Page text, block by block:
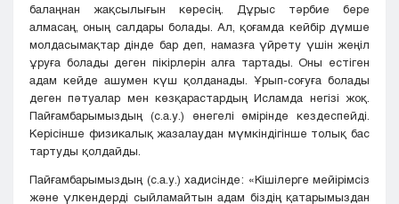
балаңнан жақсылығын көресің. Дұрыс тәрбие бере
алмасаң, оның салдары болады. Ал, қоғамда кейбір дүмше
молдасымақтар дінде бар деп, намазға үйрету үшін жеңіл
ұруға болады деген пікірлерін алға тартады. Оны естіген
адам кейде ашумен күш қолданады. Ұрып-соғуға болады
деген пәтуалар мен көзқарастардың Исламда негізі жоқ.
Пайғамбарымыздың (с.а.у.) өнегелі өмірінде кездеспейді.
Керісінше физикалық жазалаудан мүмкіндігінше толық бас
тартуды қолдайды.
Пайғамбарымыздың (с.а.у.) хадисінде: «Кішілерге мейірімсіз
және үлкендерді сыйламайтын адам біздің қатарымыздан